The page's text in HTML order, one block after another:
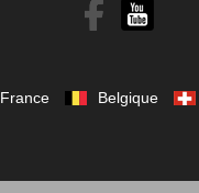
France
Belgique